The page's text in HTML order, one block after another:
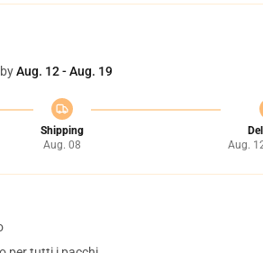
Aug. 12 - Aug. 19
Shipping
Aug. 08
Aug.